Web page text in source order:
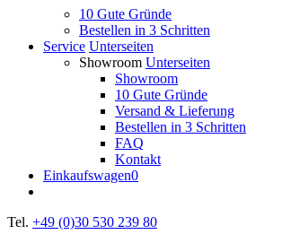
10 Gute Gründe
Bestellen in 3 Schritten
Service Unterseiten
Showroom Unterseiten
Showroom
10 Gute Gründe
Versand & Lieferung
Bestellen in 3 Schritten
FAQ
Kontakt
Einkaufswagen0
Tel. +49 (0)30 530 239 80